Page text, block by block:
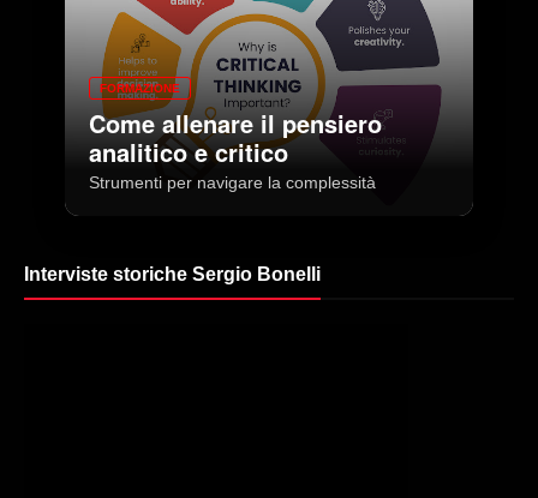
FORMAZIONE
Come allenare il pensiero
analitico e critico
Strumenti per navigare la complessità
Interviste storiche Sergio Bonelli